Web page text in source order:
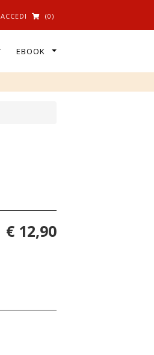
ACCEDI (0)
EBOOK
€ 12,90